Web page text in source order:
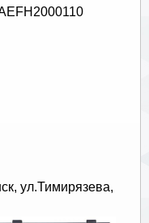
ул.Тимирязева,